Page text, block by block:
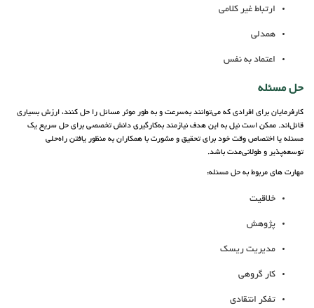
ارتباط غیر کلامی
همدلی
اعتماد به نفس
حل مسئله
کارفرمایان برای افرادی که می‌توانند به‌سرعت و به طور موثر مسائل را حل کنند، ارزش بسیاری
قائل‌اند. ممکن است نیل به این هدف نیازمند به‌کارگیری دانش تخصصی برای حل سریع یک
مسئله یا اختصاص وقت خود برای تحقیق و مشورت با همکاران به منظور یافتن راه‌حلی
توسعه‌پذیر و طولانی‌مدت باشد.
مهارت های مربوط به حل مسئله:
خلاقیت
پژوهش
مدیریت ریسک
کار گروهی
تفکر انتقادی